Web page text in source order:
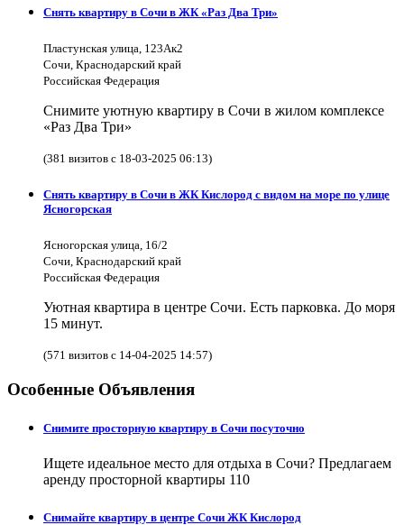
Снять квартиру в Сочи в ЖК «Раз Два Три»
Пластунская улица, 123Ак2
Сочи, Краснодарский край
Российская Федерация
Снимите уютную квартиру в Сочи в жилом комплексе
«Раз Два Три»
(381 визитов с 18-03-2025 06:13)
Снять квартиру в Сочи в ЖК Кислород с видом на море по улице
Ясногорская
Ясногорская улица, 16/2
Сочи, Краснодарский край
Российская Федерация
Уютная квартира в центре Сочи. Есть парковка. До моря
15 минут.
(571 визитов с 14-04-2025 14:57)
Особенные Объявления
Снимите просторную квартиру в Сочи посуточно
Ищете идеальное место для отдыха в Сочи? Предлагаем
аренду просторной квартиры 110
Снимайте квартиру в центре Сочи ЖК Кислород